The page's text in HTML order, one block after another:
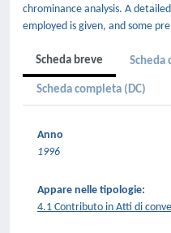
chrominance analysis. A
employed is given, and some
Scheda breve Scheda
Scheda completa (DC)
Anno
1996
Appare nelle tipologie:
4.1 Contributo in Atti di